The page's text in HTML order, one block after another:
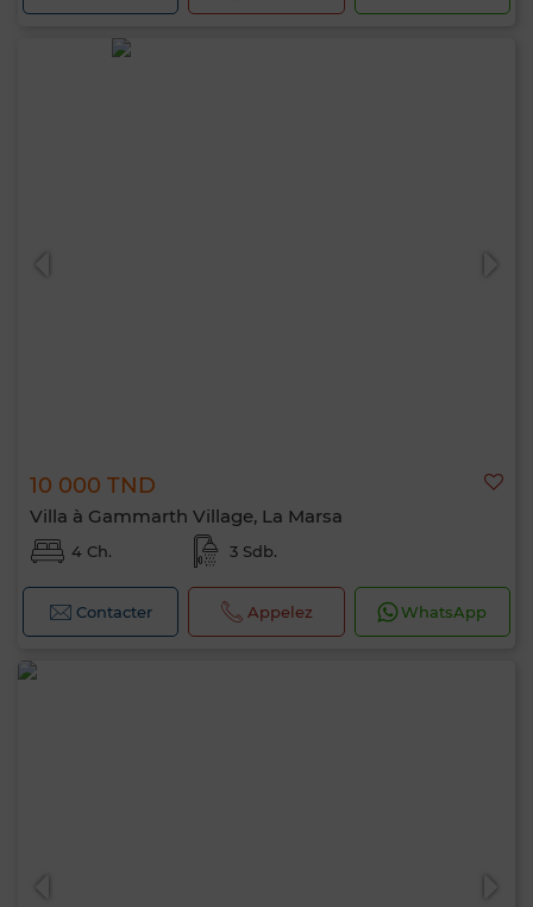
10 000 TND
Villa à Gammarth Village, La Marsa
4 Ch. 3 Sdb.
Contacter Appelez WhatsApp